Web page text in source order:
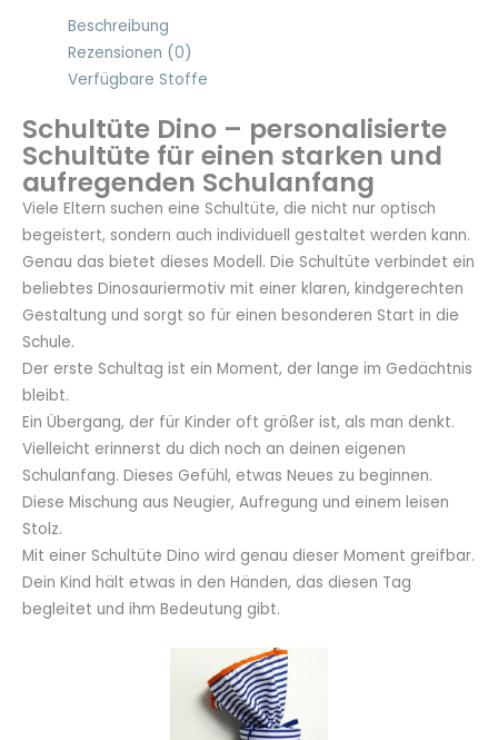
Beschreibung
Rezensionen (0)
Verfügbare Stoffe
Schultüte Dino – personalisierte
Schultüte für einen starken und
aufregenden Schulanfang
Viele Eltern suchen eine Schultüte, die nicht nur optisch
begeistert, sondern auch individuell gestaltet werden kann.
Genau das bietet dieses Modell. Die Schultüte verbindet ein
beliebtes Dinosauriermotiv mit einer klaren, kindgerechten
Gestaltung und sorgt so für einen besonderen Start in die
Schule.
Der erste Schultag ist ein Moment, der lange im Gedächtnis
bleibt.
Ein Übergang, der für Kinder oft größer ist, als man denkt.
Vielleicht erinnerst du dich noch an deinen eigenen
Schulanfang. Dieses Gefühl, etwas Neues zu beginnen.
Diese Mischung aus Neugier, Aufregung und einem leisen
Stolz.
Mit einer Schultüte Dino wird genau dieser Moment greifbar.
Dein Kind hält etwas in den Händen, das diesen Tag
begleitet und ihm Bedeutung gibt.